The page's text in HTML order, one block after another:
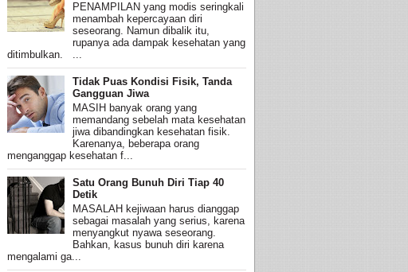
PENAMPILAN yang modis seringkali
menambah kepercayaan diri
seseorang. Namun dibalik itu,
rupanya ada dampak kesehatan yang
ditimbulkan. ...
Tidak Puas Kondisi Fisik, Tanda
Gangguan Jiwa
MASIH banyak orang yang
memandang sebelah mata kesehatan
jiwa dibandingkan kesehatan fisik.
Karenanya, beberapa orang
menganggap kesehatan f...
Satu Orang Bunuh Diri Tiap 40
Detik
MASALAH kejiwaan harus dianggap
sebagai masalah yang serius, karena
menyangkut nyawa seseorang.
Bahkan, kasus bunuh diri karena
mengalami ga...